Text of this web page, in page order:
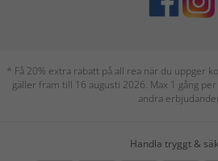
* Få 20% extra rabatt på all rea när du uppger
gäller fram till 16 augusti 2026. Max 1 gång
andra
Handla tryggt &